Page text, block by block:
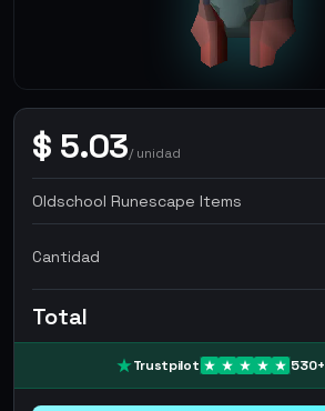
$ 5.03/unidad
Oldschool Runescape Items
Cantidad
Total
Trustpilot 530+